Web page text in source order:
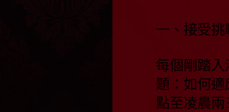
一、接受
每個剛踏
題：如何
點至凌晨